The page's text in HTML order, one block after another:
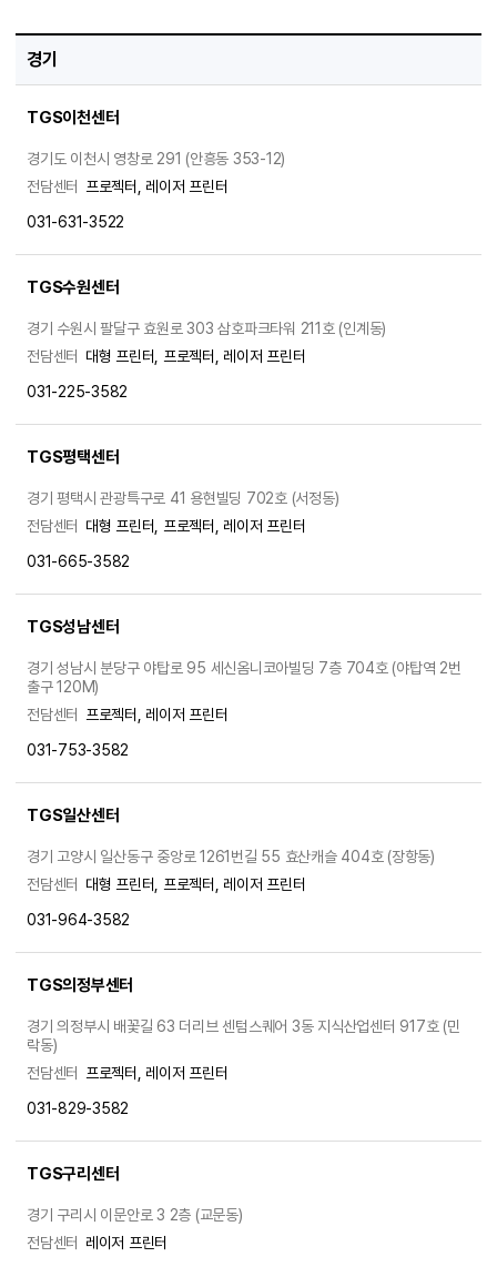
경기
TGS이천센터
경기도 이천시 영창로 291 (안흥동 353-12)
전담센터
프로젝터, 레이저 프린터
031-631-3522
TGS수원센터
경기 수원시 팔달구 효원로 303 삼호파크타워 211호 (인계동)
전담센터
대형 프린터, 프로젝터, 레이저 프린터
031-225-3582
TGS평택센터
경기 평택시 관광특구로 41 용현빌딩 702호 (서정동)
전담센터
대형 프린터, 프로젝터, 레이저 프린터
031-665-3582
TGS성남센터
경기 성남시 분당구 야탑로 95 세신옴니코아빌딩 7층 704호 (야탑역 2번
출구 120M)
전담센터
프로젝터, 레이저 프린터
031-753-3582
TGS일산센터
경기 고양시 일산동구 중앙로 1261번길 55 효산캐슬 404호 (장항동)
전담센터
대형 프린터, 프로젝터, 레이저 프린터
031-964-3582
TGS의정부센터
경기 의정부시 배꽃길 63 더리브 센텀스퀘어 3동 지식산업센터 917호 (민
락동)
전담센터
프로젝터, 레이저 프린터
031-829-3582
TGS구리센터
경기 구리시 이문안로 3 2층 (교문동)
전담센터
레이저 프린터